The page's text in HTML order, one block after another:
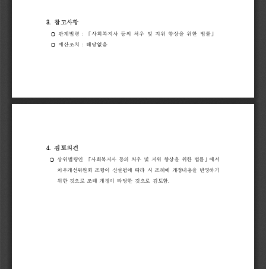
3. 참고사항
❍ 관계법령 : 「사회복지사 등의 처우 및 지위 향상을 위한 법률」
❍ 예산조치 : 해당없음
4. 검토의견
❍ 상위법령인 「사회복지사 등의 처우 및 지위 향상을 위한 법률」 에서
처우개선위원회 조항이 신설됨에 따라 시 조례에 개정내용을 반영하기
위한 것으로 조례 개정이 타당한 것으로 검토함.